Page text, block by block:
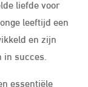
liefde voor
leeftijd een
en zijn
succes.
essentiële